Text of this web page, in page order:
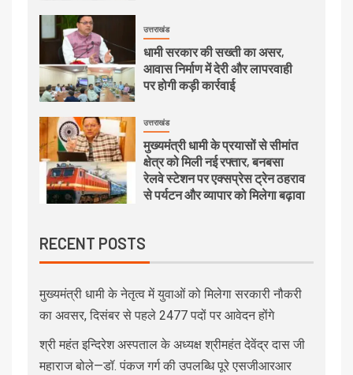
उत्तराखंड
धामी सरकार की सख्ती का असर,
आवास निर्माण में देरी और लापरवाही
पर होगी कड़ी कार्रवाई
उत्तराखंड
मुख्यमंत्री धामी के प्रयासों से सीमांत
क्षेत्र को मिली नई रफ्तार, बनबसा
रेलवे स्टेशन पर एक्सप्रेस ट्रेन ठहराव
से पर्यटन और व्यापार को मिलेगा बढ़ावा
RECENT POSTS
मुख्यमंत्री धामी के नेतृत्व में युवाओं को मिलेगा सरकारी नौकरी
का अवसर, दिसंबर से पहले 2477 पदों पर आवेदन होंगे
श्री महंत इन्दिरेश अस्पताल के अध्यक्ष श्रीमहंत देवेंद्र दास जी
महाराज बोले—डॉ. पंकज गर्ग की उपलब्धि पूरे एसजीआरआर